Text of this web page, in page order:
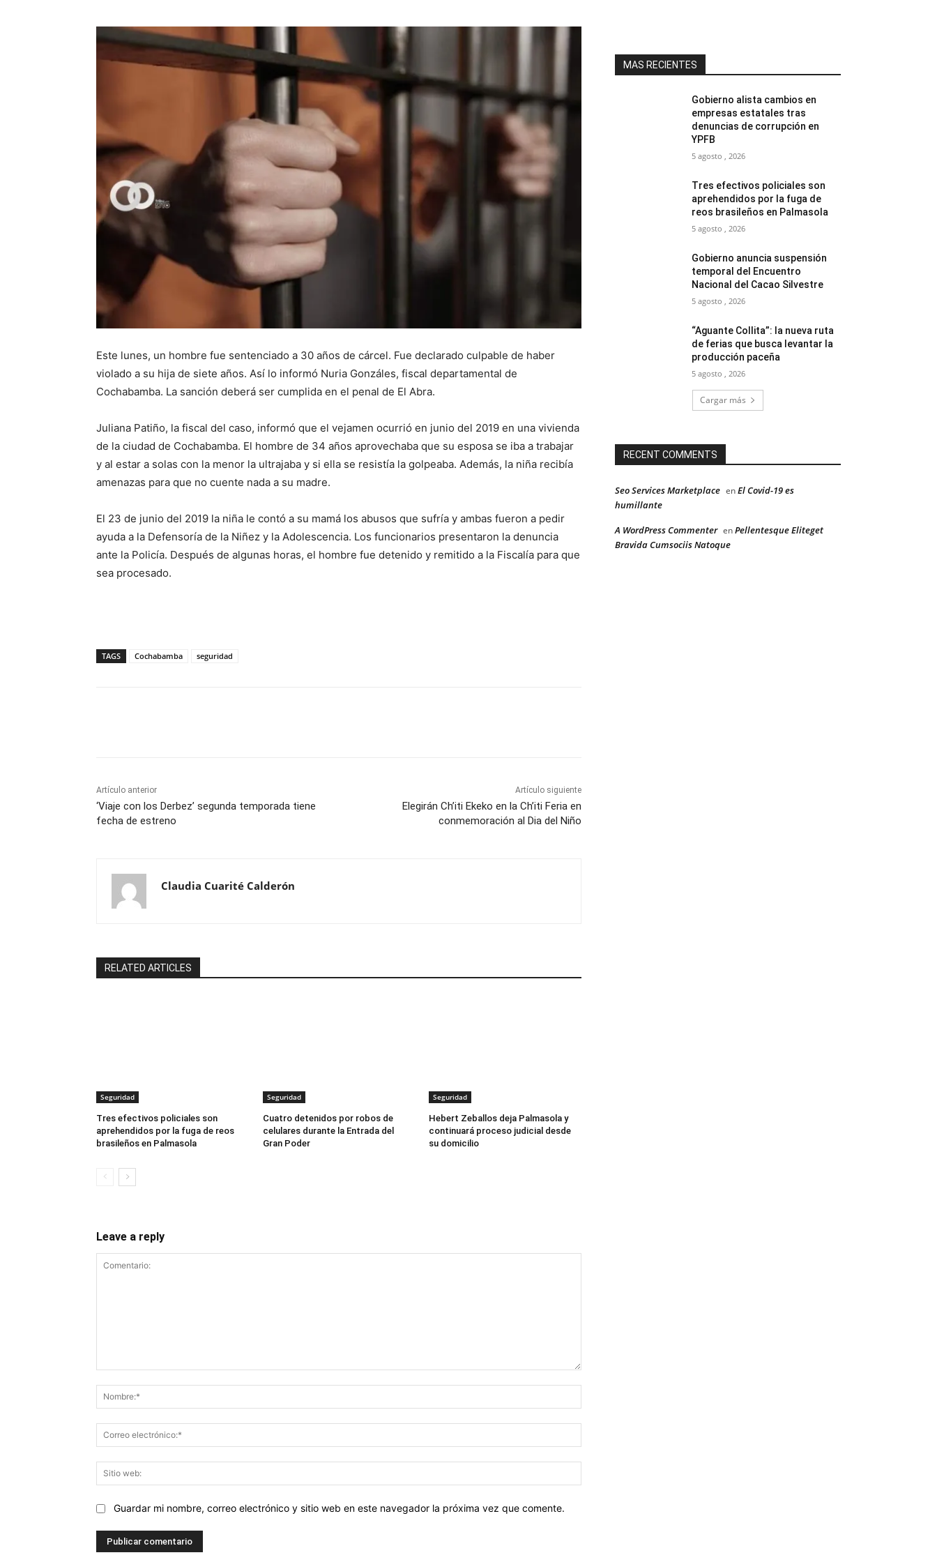
Este lunes, un hombre fue sentenciado a 30 años de cárcel. Fue declarado culpable de haber
violado a su hija de siete años. Así lo informó Nuria Gonzáles, fiscal departamental de
Cochabamba. La sanción deberá ser cumplida en el penal de El Abra.
Juliana Patiño, la fiscal del caso, informó que el vejamen ocurrió en junio del 2019 en una vivienda
de la ciudad de Cochabamba. El hombre de 34 años aprovechaba que su esposa se iba a trabajar
y al estar a solas con la menor la ultrajaba y si ella se resistía la golpeaba. Además, la niña recibía
amenazas para que no cuente nada a su madre.
El 23 de junio del 2019 la niña le contó a su mamá los abusos que sufría y ambas fueron a pedir
ayuda a la Defensoría de la Niñez y la Adolescencia. Los funcionarios presentaron la denuncia
ante la Policía. Después de algunas horas, el hombre fue detenido y remitido a la Fiscalía para que
sea procesado.
TAGS Cochabamba seguridad
Artículo anterior
‘Viaje con los Derbez’ segunda temporada tiene
fecha de estreno
Artículo siguiente
Elegirán Ch’iti Ekeko en la Ch’iti Feria en
conmemoración al Dia del Niño
Claudia Cuarité Calderón
RELATED ARTICLES
Seguridad
Tres efectivos policiales son
aprehendidos por la fuga de reos
brasileños en Palmasola
Seguridad
Cuatro detenidos por robos de
celulares durante la Entrada del
Gran Poder
Seguridad
Hebert Zeballos deja Palmasola y
continuará proceso judicial desde
su domicilio
Leave a reply
electrónico:*
web:
Guardar mi nombre, correo electrónico y sitio web en este navegador la próxima vez que comente.
MAS RECIENTES
Gobierno alista cambios en
empresas estatales tras
denuncias de corrupción en
YPFB
5 agosto , 2026
Tres efectivos policiales son
aprehendidos por la fuga de
reos brasileños en Palmasola
5 agosto , 2026
Gobierno anuncia suspensión
temporal del Encuentro
Nacional del Cacao Silvestre
5 agosto , 2026
“Aguante Collita”: la nueva ruta
de ferias que busca levantar la
producción paceña
5 agosto , 2026
Cargar más
RECENT COMMENTS
Seo Services Marketplace enEl Covid-19 es
humillante
A WordPress Commenter enPellentesque Eliteget
Bravida Cumsociis Natoque